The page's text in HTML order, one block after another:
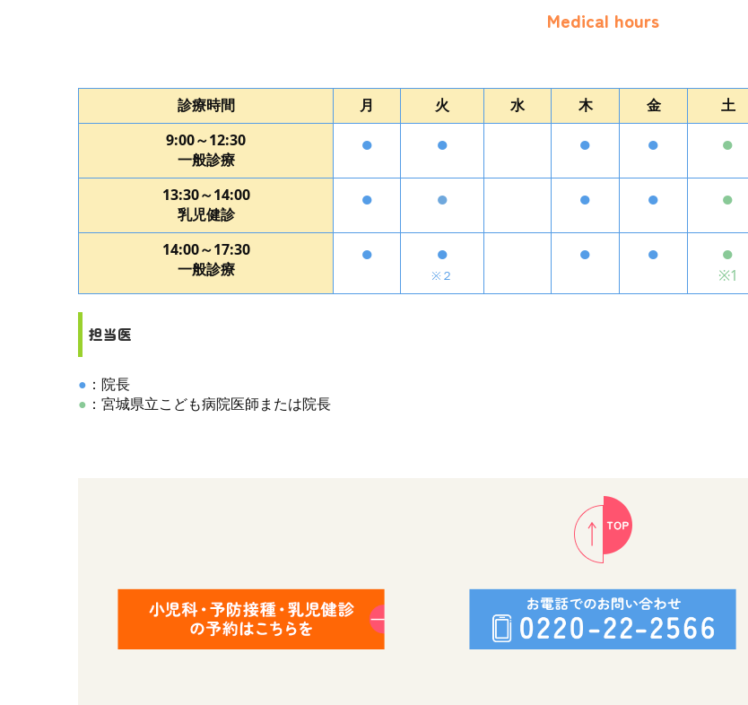
Medical hours
診療時間 月 火 水 木 金
土
9:00～12:30
一般診療
● ● ● ● ●
13:30～14:00
乳児健診
● ● ● ● ●
14:00～17:30
一般診療
● ●
※２
● ● ●
※1
担当医
● ：院長
● ：宮城県立こども病院医師または院長